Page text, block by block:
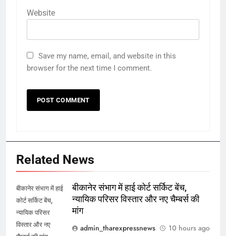
Website
Save my name, email, and website in this
browser for the next time I comment.
Related News
बीकानेर संभाग में हाई
कोर्ट सर्किट बेंच,
न्यायिक परिसर
विस्तार और नए
बीकानेर संभाग में हाई कोर्ट सर्किट बेंच,
न्यायिक परिसर विस्तार और नए चैम्बर्स की
मांग
admin_tharexpressnews
10 hours ago